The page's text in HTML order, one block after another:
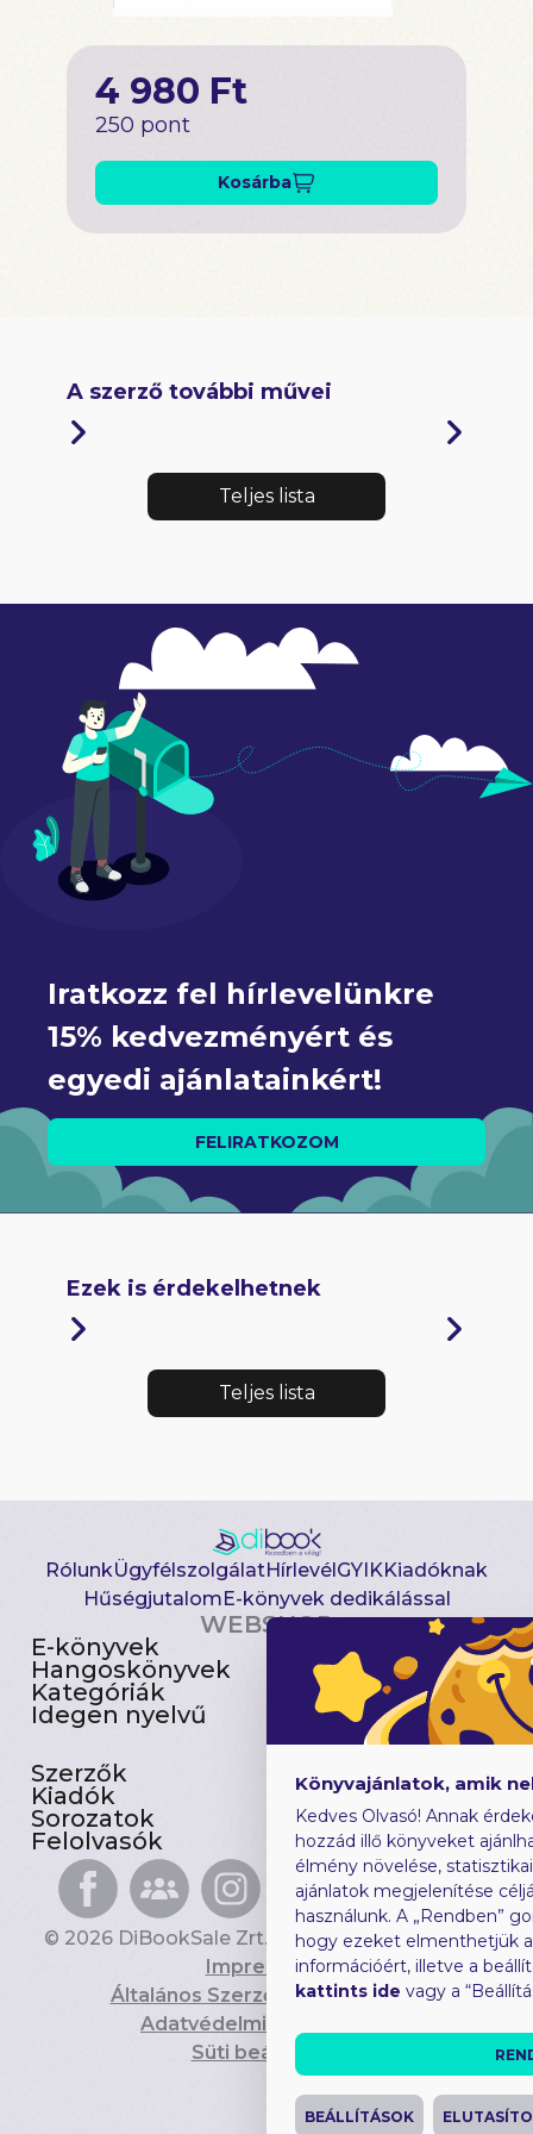
4 980 Ft
250 pont
Kosárba
A szerző további művei
Teljes lista
Iratkozz fel hírlevelünkre
15% kedvezményért és
egyedi ajánlatainkért!
FELIRATKOZOM
Ezek is érdekelhetnek
Teljes lista
RólunkÜgyfélszolgálatHírlevélGYIKKiadóknak
HűségjutalomE-könyvek dedikálással
WEBSHOP
E-könyvek
Hangoskönyvek
Kategóriák
Idegen nyelvű
Csomagajánlatok
Akciósak
Előjegyezhetők
Újdonságok
Szerzők
Kiadók
Sorozatok
Felolvasók
Gyerekkönyvek
Heti toplista
Ajándékutalvány
Blog
© 2026 DiBookSale Zrt. Minden jog fenntartva.
Impresszum
Általános Szerződési Feltételek
Adatvédelmi Tájékoztató
Süti beállítások
Könyvajánlatok, amik
Kedves Olvasó! Annak
hozzád illő könyveket
élmény növelése,
ajánlatok megjelenítése
használunk. A „Rendben”
hogy ezeket elmenthetjük
információért, illetve a
kattints ide vagy a
BEÁLLÍTÁSOK